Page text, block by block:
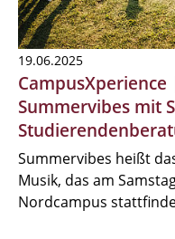
19.06.2025
Summervibes mit
Summervibes heißt
Musik, das am
Nordcampus